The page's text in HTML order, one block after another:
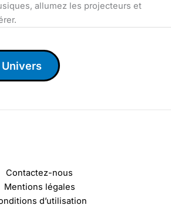
allumez les projecteurs et
Contactez-nous
Mentions légales
d’utilisation